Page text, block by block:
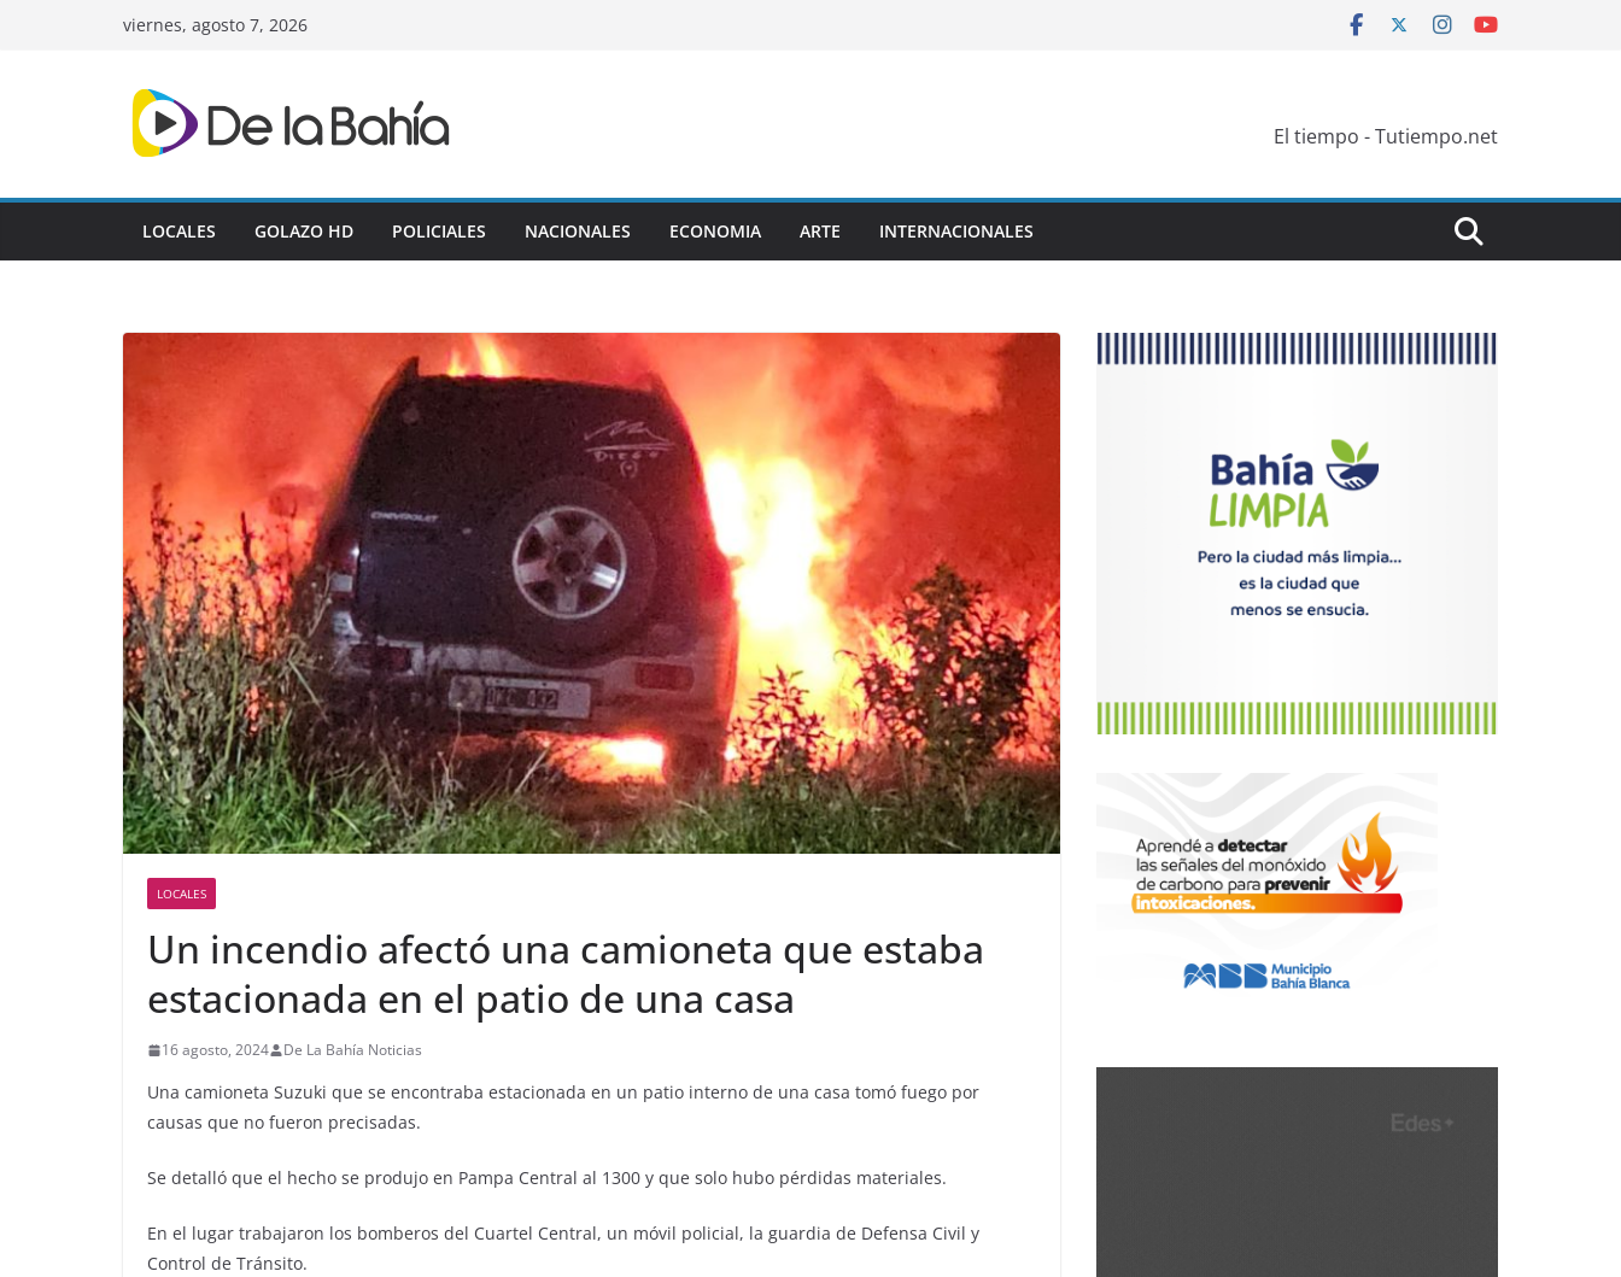
viernes, agosto 7, 2026
El tiempo - Tutiempo.net
LOCALES GOLAZO HD POLICIALES NACIONALES ECONOMIA ARTE INTERNACIONALES
LOCALES
Un incendio afectó una camioneta que estaba
estacionada en el patio de una casa
16 agosto, 2024 De La Bahía Noticias
Una camioneta Suzuki que se encontraba estacionada en un patio interno de una casa tomó fuego por
causas que no fueron precisadas.
Se detalló que el hecho se produjo en Pampa Central al 1300 y que solo hubo pérdidas materiales.
En el lugar trabajaron los bomberos del Cuartel Central, un móvil policial, la guardia de Defensa Civil y
Control de Tránsito.